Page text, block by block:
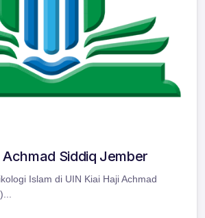
Achmad Siddiq Jember
Islam di UIN Kiai Haji Achmad